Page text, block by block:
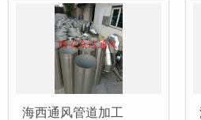
海西通风管道加工